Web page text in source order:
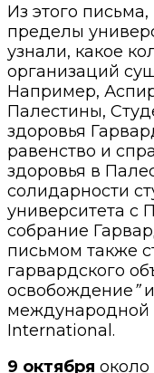
Из этого
пределы
узнали, какое
организаций
Например,
Палестины,
здоровья
равенство и
здоровья в
солидарности
университета с
собрание
письмом также
гарвардского
освобождение”и
международной
International.
9 октября